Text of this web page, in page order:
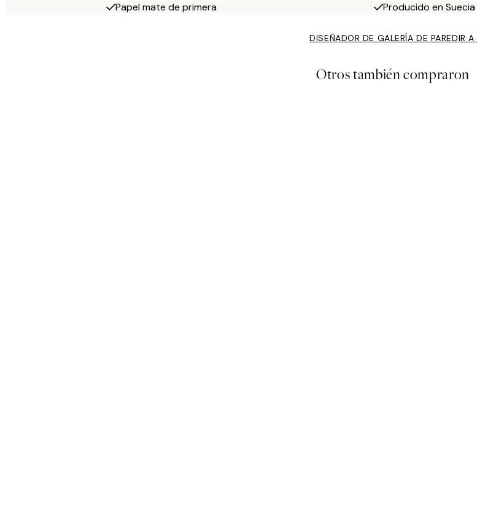
Papel mate de primera Producido en Suecia
DISEÑADOR DE GALERÍA DE PAREDIR
Otros también compraron